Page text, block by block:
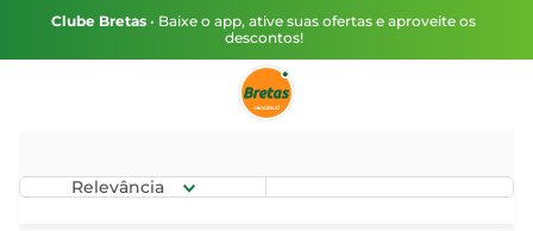
Clube Bretas • Baixe o app, ative suas ofertas e aproveite os
descontos!
Relevância